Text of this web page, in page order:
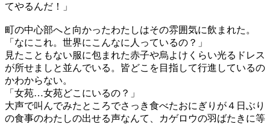
てやるんだ！」
町の中心部へと向かったわたしはその雰囲気に飲まれた。
「なにこれ。世界にこんなに人っているの？」
見たこともない服に包まれた赤子や烏よけくらい光るドレス
が所せましと並んでいる。皆どこを目指して行進しているの
かわからない。
「女苑…女苑どこにいるの？」
大声で叫んでみたところでさっき食べたおにぎりが４日ぶり
の食事のわたしの出せる声なんて、カゲロウの羽ばたきに等